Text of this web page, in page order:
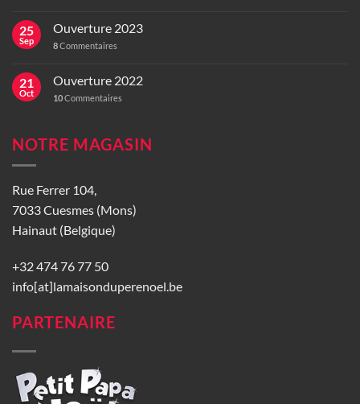
25
Sep
Ouverture 2023
8Commentaires
21
Oct
Ouverture 2022
10Commentaires
NOTRE MAGASIN
Rue Ferrer 104,
7033 Cuesmes (Mons)
Hainaut (Belgique)
+32 474 76 77 50
info[at]lamaisonduperenoel.be
PARTENAIRE